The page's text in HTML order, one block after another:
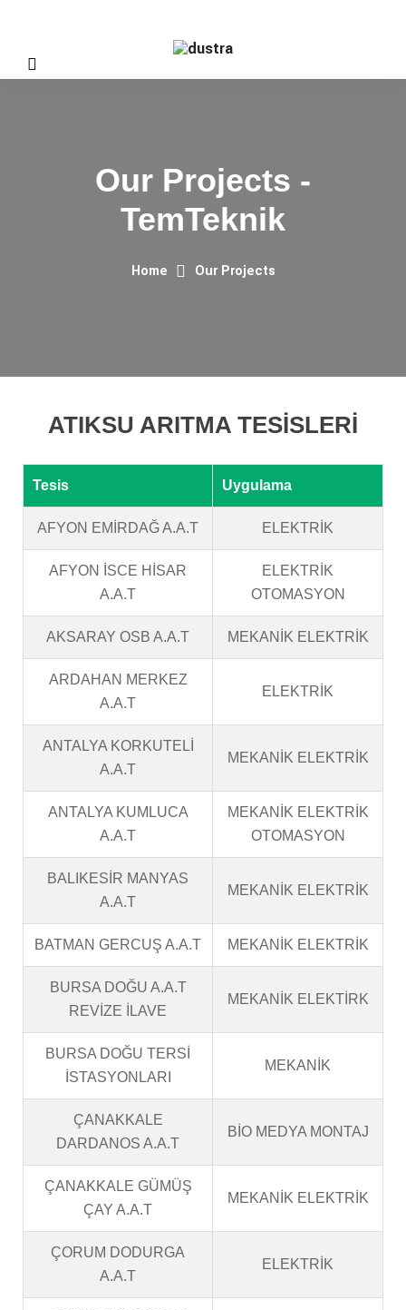
Our Projects -
TemTeknik
Home Our Projects
ATIKSU ARITMA TESİSLERİ
Tesis Uygulama
AFYON EMİRDAĞ A.A.T ELEKTRİK
AFYON İSCE HİSAR
A.A.T
ELEKTRİK
OTOMASYON
AKSARAY OSB A.A.T MEKANİK ELEKTRİK
ARDAHAN MERKEZ
A.A.T
ELEKTRİK
ANTALYA KORKUTELİ
A.A.T
MEKANİK ELEKTRİK
ANTALYA KUMLUCA
A.A.T
MEKANİK ELEKTRİK
OTOMASYON
BALIKESİR MANYAS
A.A.T
MEKANİK ELEKTRİK
BATMAN GERCUŞ A.A.T MEKANİK ELEKTRİK
BURSA DOĞU A.A.T
REVİZE İLAVE
MEKANİK ELEKTİRK
BURSA DOĞU TERSİ
İSTASYONLARI
MEKANİK
ÇANAKKALE
DARDANOS A.A.T
BİO MEDYA MONTAJ
ÇANAKKALE GÜMÜŞ
ÇAY A.A.T
MEKANİK ELEKTRİK
ÇORUM DODURGA
A.A.T
ELEKTRİK